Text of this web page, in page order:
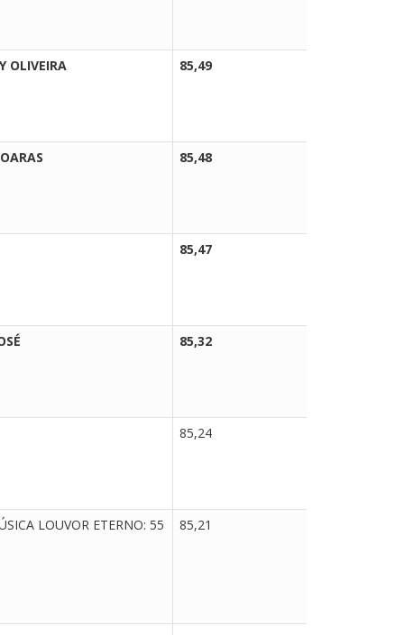
OLIVEIRA 85,49
85,48
85,47
85,32
85,24
LOUVOR ETERNO: 55
85,21